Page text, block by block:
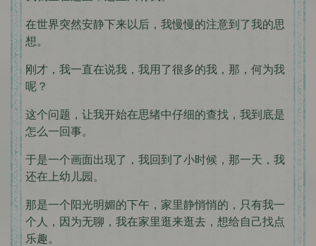
在世界突然安静下来以后，我慢慢的注意到了我的思
想。
刚才，我一直在说我，我用了很多的我，那，何为我
呢？
这个问题，让我开始在思绪中仔细的查找，我到底是
怎么一回事。
于是一个画面出现了，我回到了小时候，那一天，我
还在上幼儿园。
那是一个阳光明媚的下午，家里静悄悄的，只有我一
个人，因为无聊，我在家里逛来逛去，想给自己找点
乐趣。